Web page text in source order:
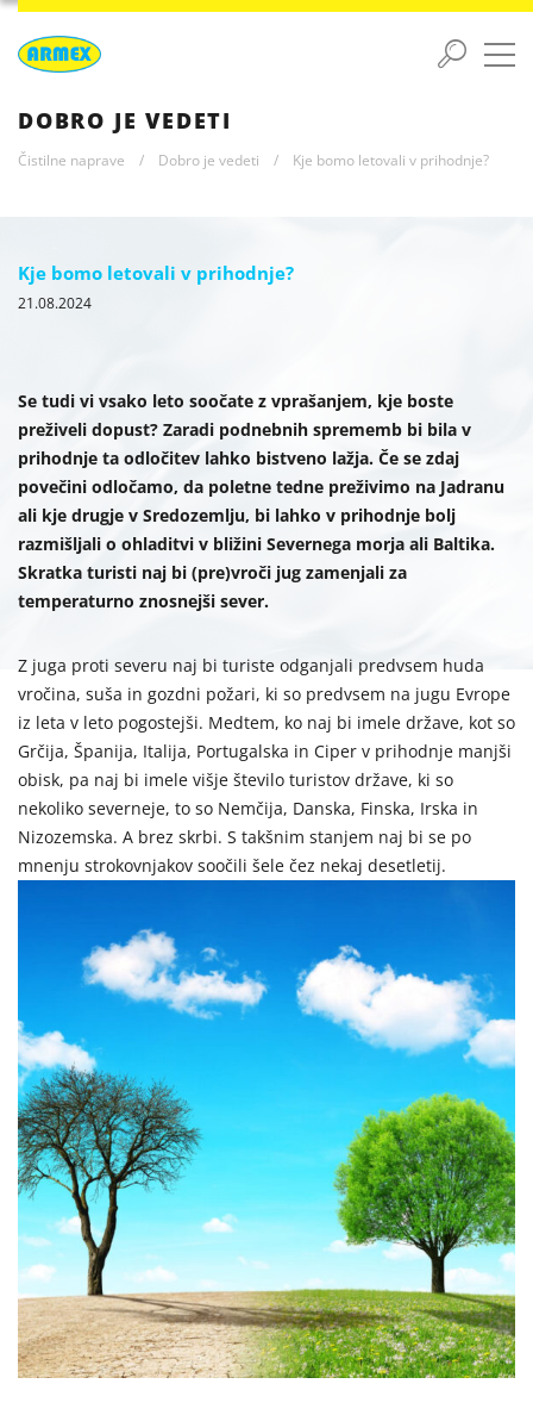
DOBRO JE VEDETI
Čistilne naprave / Dobro je vedeti / Kje bomo letovali v prihodnje?
Kje bomo letovali v prihodnje?
21.08.2024
Se tudi vi vsako leto soočate z vprašanjem, kje boste
preživeli dopust? Zaradi podnebnih sprememb bi bila v
prihodnje ta odločitev lahko bistveno lažja. Če se zdaj
povečini odločamo, da poletne tedne preživimo na Jadranu
ali kje drugje v Sredozemlju, bi lahko v prihodnje bolj
razmišljali o ohladitvi v bližini Severnega morja ali Baltika.
Skratka turisti naj bi (pre)vroči jug zamenjali za
temperaturno znosnejši sever.
Z juga proti severu naj bi turiste odganjali predvsem huda
vročina, suša in gozdni požari, ki so predvsem na jugu Evrope
iz leta v leto pogostejši. Medtem, ko naj bi imele države, kot so
Grčija, Španija, Italija, Portugalska in Ciper v prihodnje manjši
obisk, pa naj bi imele višje število turistov države, ki so
nekoliko severneje, to so Nemčija, Danska, Finska, Irska in
Nizozemska. A brez skrbi. S takšnim stanjem naj bi se po
mnenju strokovnjakov soočili šele čez nekaj desetletij.